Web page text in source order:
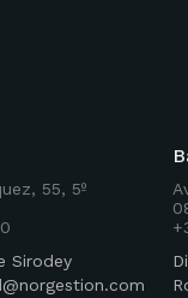
55, 5º
Sirodey